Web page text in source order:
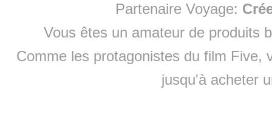
Partenaire Voyage:
Vous êtes un amateur de produits
Comme les protagonistes du film Five,
jusqu'à acheter